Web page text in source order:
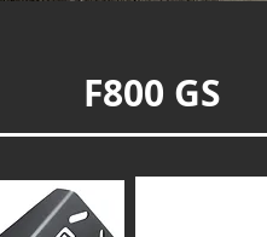
F800 GS